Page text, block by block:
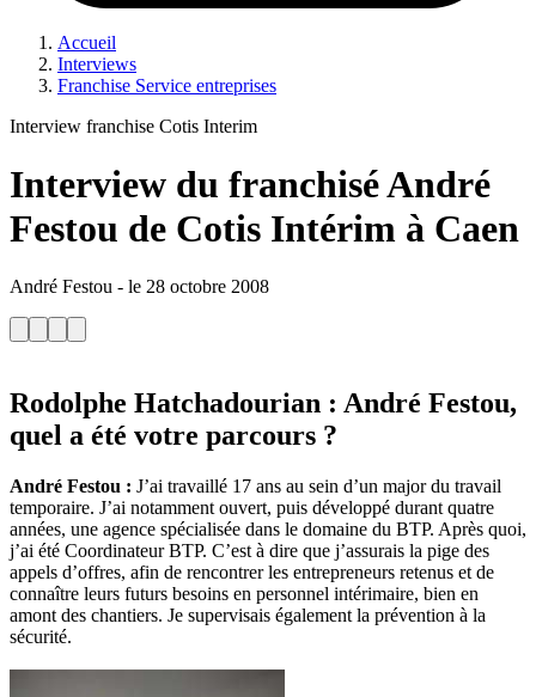
Accueil
Interviews
Franchise Service entreprises
Interview franchise Cotis Interim
Interview du franchisé André
Festou de Cotis Intérim à Caen
André Festou - le 28 octobre 2008
Rodolphe Hatchadourian : André Festou,
quel a été votre parcours ?
André Festou : J’ai travaillé 17 ans au sein d’un major du travail
temporaire. J’ai notamment ouvert, puis développé durant quatre
années, une agence spécialisée dans le domaine du BTP. Après quoi,
j’ai été Coordinateur BTP. C’est à dire que j’assurais la pige des
appels d’offres, afin de rencontrer les entrepreneurs retenus et de
connaître leurs futurs besoins en personnel intérimaire, bien en
amont des chantiers. Je supervisais également la prévention à la
sécurité.